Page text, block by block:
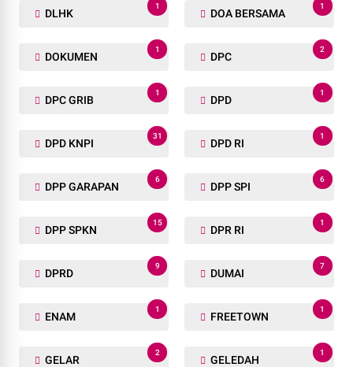
DLHK
1
DOA BERSAMA
1
DOKUMEN
1
DPC
2
DPC GRIB
1
DPD
1
DPD KNPI
31
DPD RI
1
DPP GARAPAN
6
DPP SPI
6
DPP SPKN
15
DPR RI
1
DPRD
9
DUMAI
7
ENAM
1
FREETOWN
1
GELAR
2
GELEDAH
1